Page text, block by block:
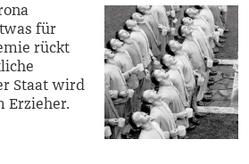
für
rückt
Staat wird
Erzieher.